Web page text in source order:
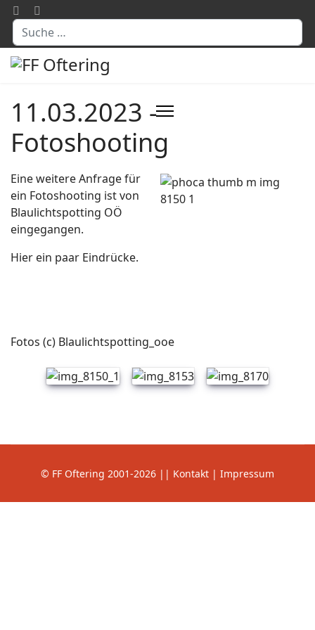
Suchen
11.03.2023 -
Fotoshooting
Eine weitere Anfrage für
ein Fotoshooting ist von
Blaulichtspotting OÖ
eingegangen.
Hier ein paar Eindrücke.
Fotos (c) Blaulichtspotting_ooe
© FF Oftering 2001-2026 || Kontakt | Impressum